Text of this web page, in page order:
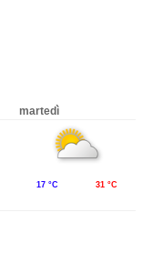
martedì
17 °C 31 °C